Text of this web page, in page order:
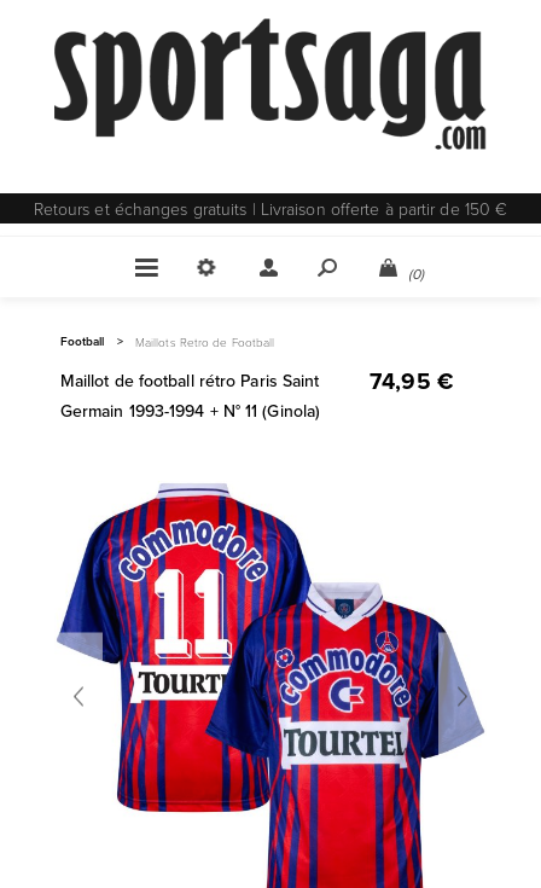
Retours et échanges gratuits | Livraison offerte à partir de 150 €
(0)
Football > Maillots Retro de Football
Maillot de football rétro Paris Saint
Germain 1993-1994 + N° 11 (Ginola)
74,95 €